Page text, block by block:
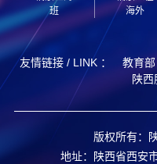
班
海外
友情链接 / LINK ： 教育部
陕
版权所有：
地址：陕西省西安